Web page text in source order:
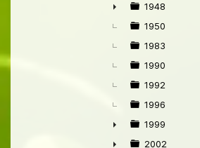
►
1948
1950
1983
1990
1992
1996
►
1999
2002